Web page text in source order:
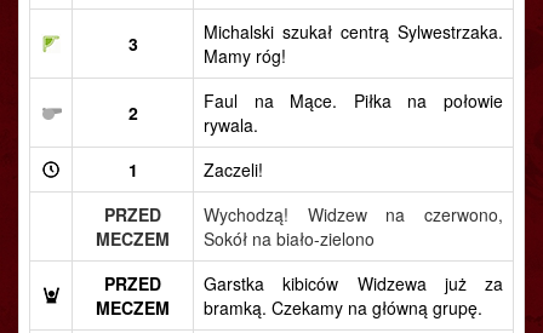
3
Michalski szukał centrą Sylwestrzaka.
Mamy róg!
2
Faul na Mące. Piłka na połowie
rywala.
1
Zaczeli!
PRZED
MECZEM
Wychodzą! Widzew na czerwono,
Sokół na biało-zielono
PRZED
MECZEM
Garstka kibiców Widzewa już za
bramką. Czekamy na główną grupę.